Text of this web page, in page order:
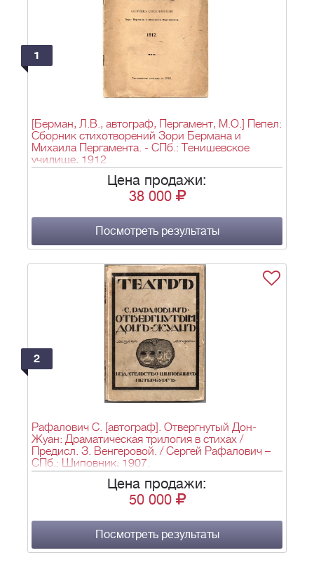
1
[Берман, Л.В., автограф, Пергамент, М.О.] Пепел:
Сборник стихотворений Зори Бермана и
Михаила Пергамента. - СПб.: Тенишевское
училище, 1912
Цена продажи:
38 000
Посмотреть результаты
2
Рафалович С. [автограф]. Отвергнутый Дон-
Жуан: Драматическая трилогия в стихах /
Предисл. З. Венгеровой. / Сергей Рафалович –
СПб.: Шиповник, 1907.
Цена продажи:
50 000
Посмотреть результаты